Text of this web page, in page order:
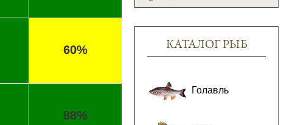
60%
88%
КАТАЛОГ РЫБ
Голавль